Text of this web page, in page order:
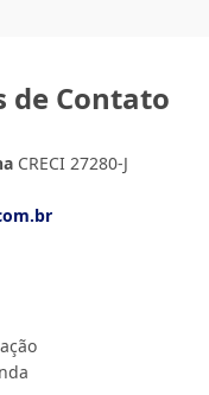
de Contato
CRECI 27280-J